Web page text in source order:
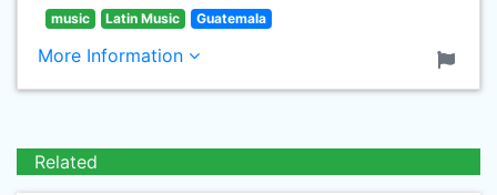
music Latin Music Guatemala
More Information
Related